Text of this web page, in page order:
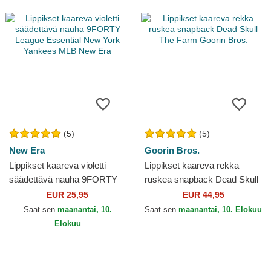
(5)
New Era
Lippikset kaareva violetti
säädettävä nauha 9FORTY
League Essential New York
Yankees MLB New Era
EUR 25,95
Saat sen maanantai, 10.
Elokuu
(5)
Goorin Bros.
Lippikset kaareva rekka
ruskea snapback Dead Skull
The Farm Goorin Bros.
EUR 44,95
Saat sen maanantai, 10. Elokuu